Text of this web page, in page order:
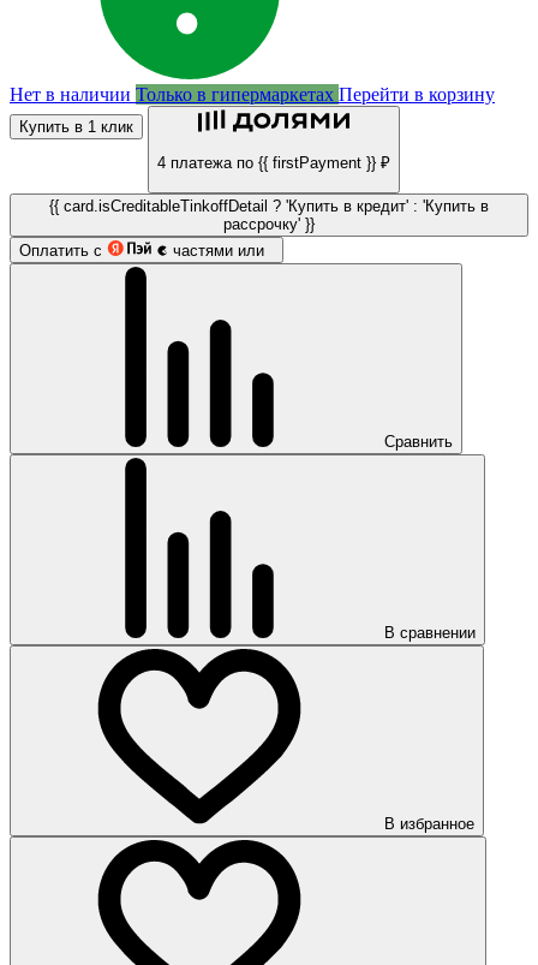
Нет в наличии Только в гипермаркетах Перейти в корзину
Купить в 1 клик
4 платежа по {{ firstPayment }} ₽
{{ card.isCreditableTinkoffDetail ? 'Купить в кредит' : 'Купить в
рассрочку' }}
Оплатить с
частями или
Сравнить
В сравнении
В избранное